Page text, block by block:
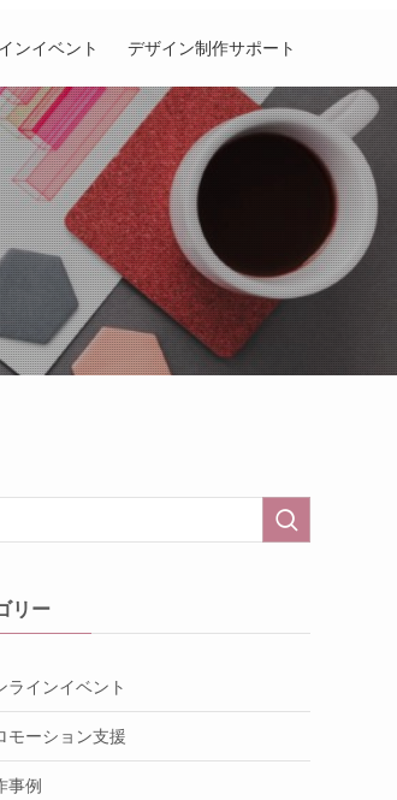
ンイベント デザイン制作サポート
リー
ラインイベント
モーション支援
事例